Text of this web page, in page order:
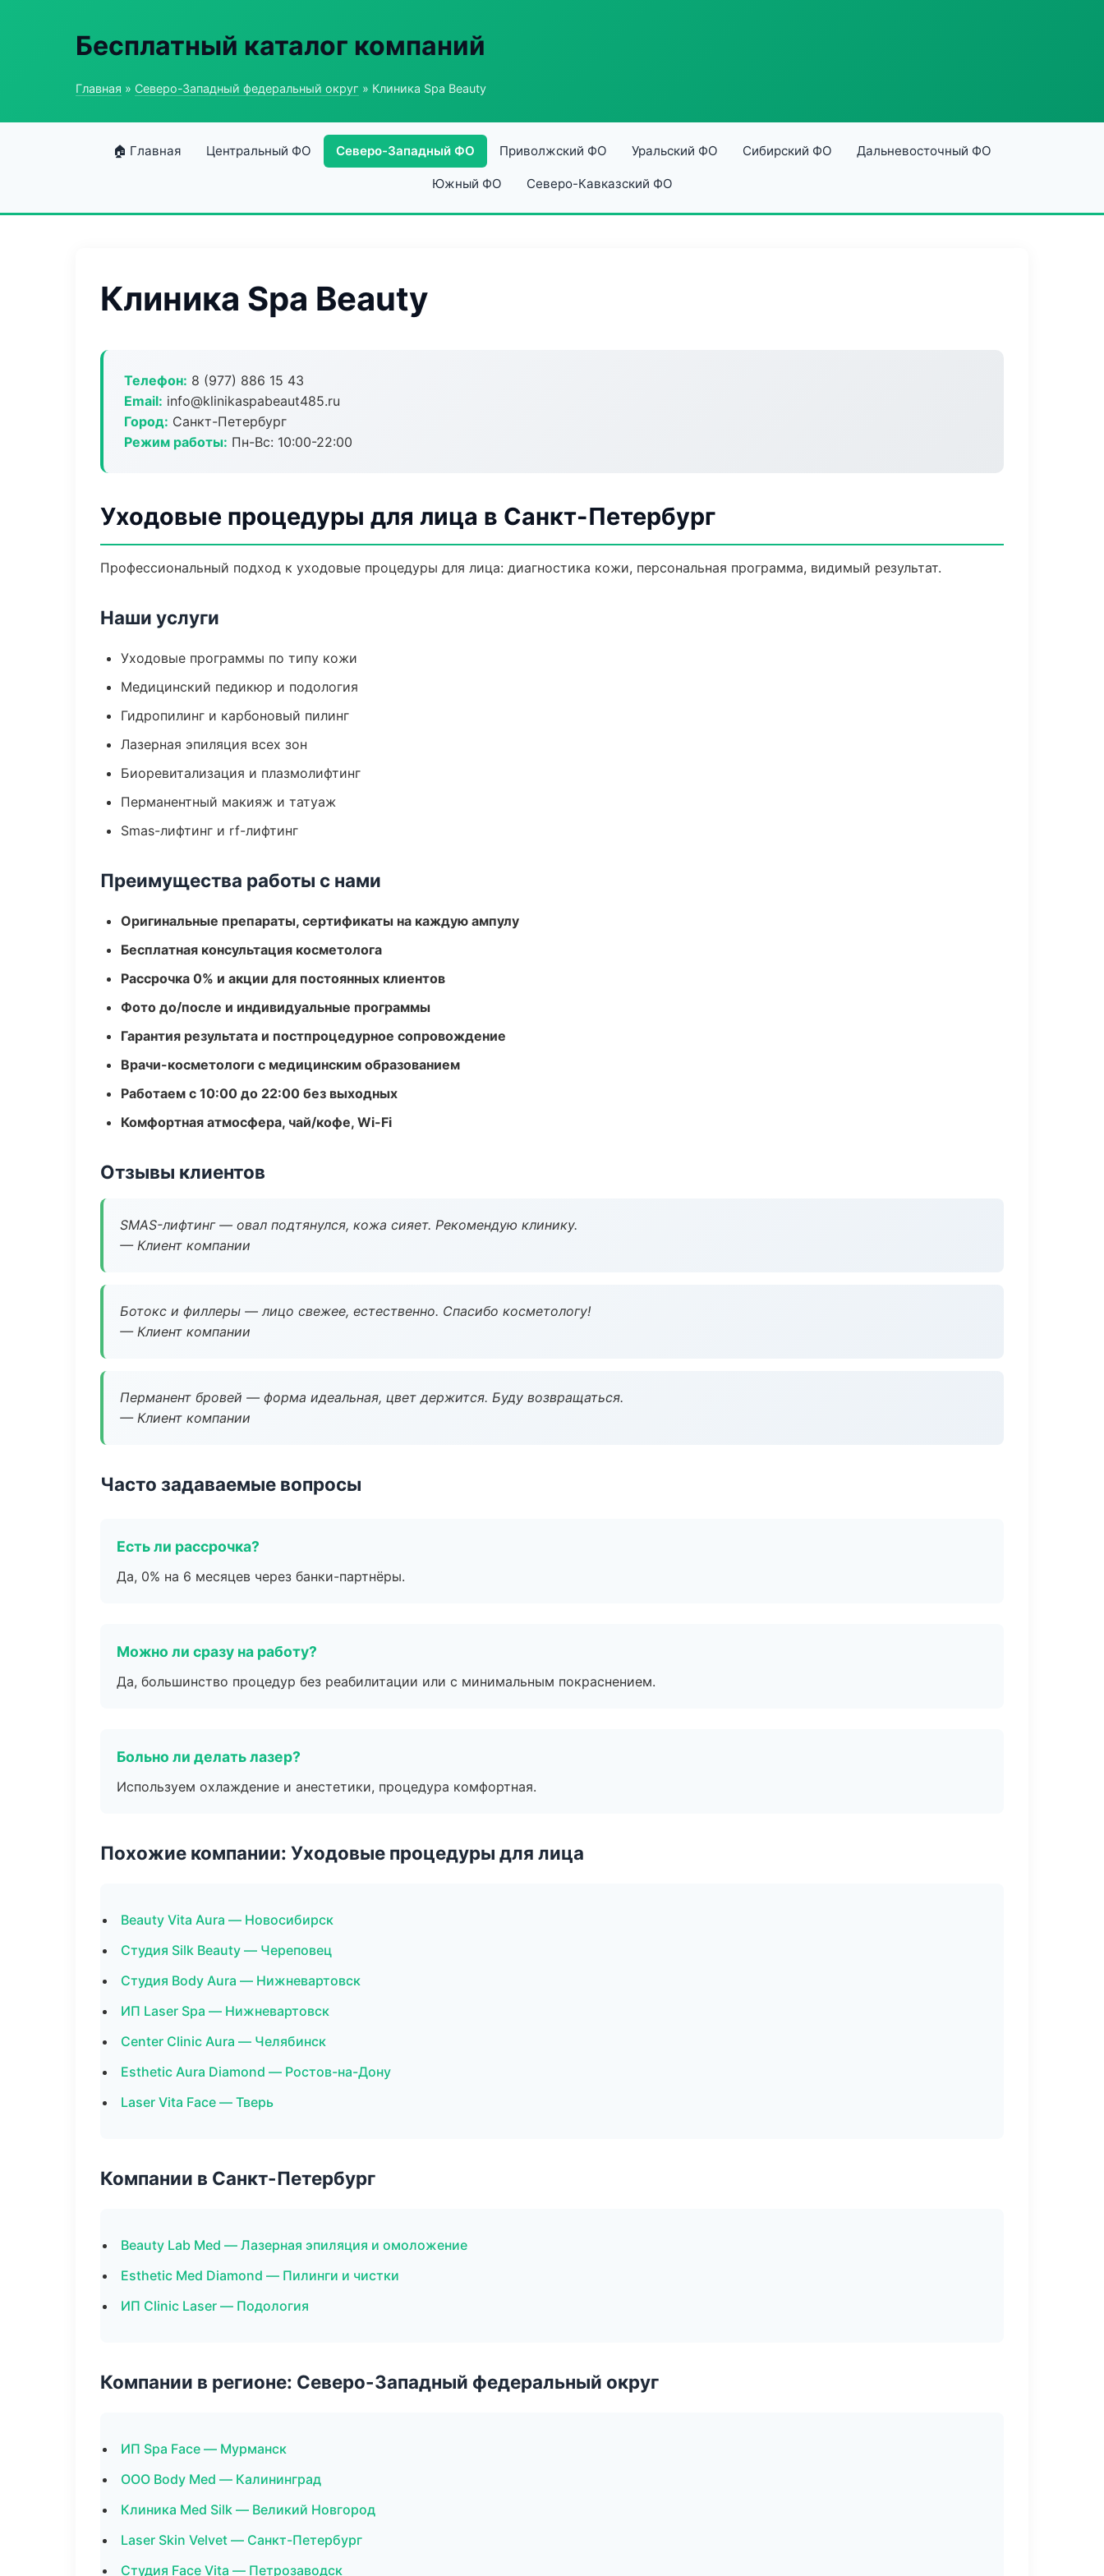
Бесплатный каталог компаний
Главная » Северо-Западный федеральный округ » Клиника Spa Beauty
🏠 Главная Центральный ФО Северо-Западный ФО Приволжский ФО Уральский ФО Сибирский ФО Дальневосточный ФО
Южный ФО Северо-Кавказский ФО
Клиника Spa Beauty
Телефон: 8 (977) 886 15 43
Email: info@klinikaspabeaut485.ru
Город: Санкт-Петербург
Режим работы: Пн-Вс: 10:00-22:00
Уходовые процедуры для лица в Санкт-Петербург
Профессиональный подход к уходовые процедуры для лица: диагностика кожи, персональная программа, видимый результат.
Наши услуги
Уходовые программы по типу кожи
Медицинский педикюр и подология
Гидропилинг и карбоновый пилинг
Лазерная эпиляция всех зон
Биоревитализация и плазмолифтинг
Перманентный макияж и татуаж
Smas-лифтинг и rf-лифтинг
Преимущества работы с нами
Оригинальные препараты, сертификаты на каждую ампулу
Бесплатная консультация косметолога
Рассрочка 0% и акции для постоянных клиентов
Фото до/после и индивидуальные программы
Гарантия результата и постпроцедурное сопровождение
Врачи-косметологи с медицинским образованием
Работаем с 10:00 до 22:00 без выходных
Комфортная атмосфера, чай/кофе, Wi-Fi
Отзывы клиентов
SMAS-лифтинг — овал подтянулся, кожа сияет. Рекомендую клинику.
— Клиент компании
Ботокс и филлеры — лицо свежее, естественно. Спасибо косметологу!
— Клиент компании
Перманент бровей — форма идеальная, цвет держится. Буду возвращаться.
— Клиент компании
Часто задаваемые вопросы
Есть ли рассрочка?
Да, 0% на 6 месяцев через банки-партнёры.
Можно ли сразу на работу?
Да, большинство процедур без реабилитации или с минимальным покраснением.
Больно ли делать лазер?
Используем охлаждение и анестетики, процедура комфортная.
Похожие компании: Уходовые процедуры для лица
Beauty Vita Aura — Новосибирск
Студия Silk Beauty — Череповец
Студия Body Aura — Нижневартовск
ИП Laser Spa — Нижневартовск
Center Clinic Aura — Челябинск
Esthetic Aura Diamond — Ростов-на-Дону
Laser Vita Face — Тверь
Компании в Санкт-Петербург
Beauty Lab Med — Лазерная эпиляция и омоложение
Esthetic Med Diamond — Пилинги и чистки
ИП Clinic Laser — Подология
Компании в регионе: Северо-Западный федеральный округ
ИП Spa Face — Мурманск
ООО Body Med — Калининград
Клиника Med Silk — Великий Новгород
Laser Skin Velvet — Санкт-Петербург
Студия Face Vita — Петрозаводск